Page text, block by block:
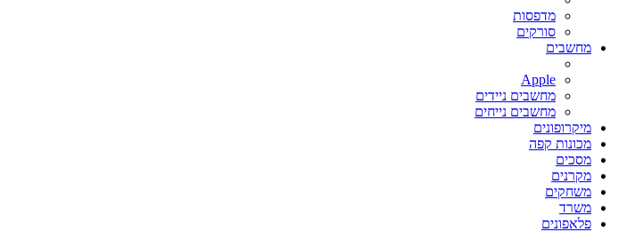
מדפסות
סורקים
מחשבים
Apple
מחשבים ניידים
מחשבים נייחים
מיקרופונים
מכונות קפה
מסכים
מקרנים
משחקים
משרד
פלאפונים